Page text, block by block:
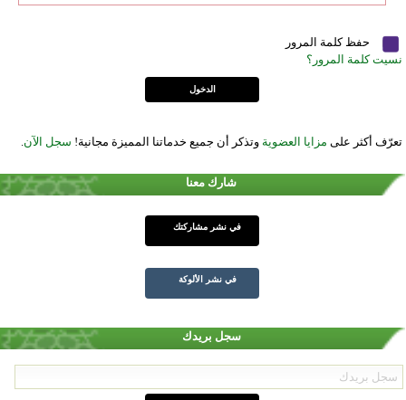
حفظ كلمة المرور
نسيت كلمة المرور؟
تعرّف أكثر على مزايا العضوية وتذكر أن جميع خدماتنا المميزة مجانية! سجل الآن
شارك معنا
في نشر مشاركتك
في نشر الألوكة
سجل بريدك